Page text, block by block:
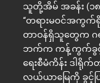
သူတို့အိမ် အခန်း (၁
“တရားမဝင်အကွက်
တာဝန်ရှိသူတွေက ဂ
ဘက်က ကန့်ကွက်ခွင့်မ
ရေးစီမံကိန်း ဒါရိုက်
လယ်ယာမြေကို ခွင့်ပ